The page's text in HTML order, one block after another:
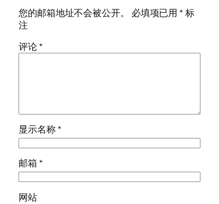
您的邮箱地址不会被公开。
必填项已用*标
注
评论*
显示名称*
邮箱*
网站